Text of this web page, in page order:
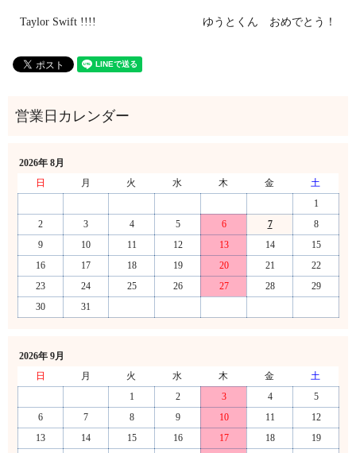
Taylor Swift !!!! ゆうとくん おめでとう！
2026年 8月
日
月 火 水 木 金
土
1
2
3 4 5 6 7
8
9
10 11 12 13 14
15
16
17 18 19 20 21
22
23
24 25 26 27 28
29
30
31
2026年 9月
日
月 火 水 木 金
土
1
2 3 4
5
6
7 8 9 10 11
12
13
14 15 16 17 18
19